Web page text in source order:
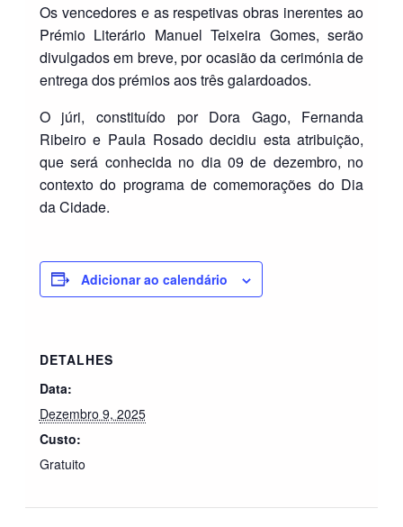
Os vencedores e as respetivas obras inerentes ao
Prémio Literário Manuel Teixeira Gomes, serão
divulgados em breve, por ocasião da cerimónia de
entrega dos prémios aos três galardoados.
O júri, constituído por Dora Gago, Fernanda
Ribeiro e Paula Rosado decidiu esta atribuição,
que será conhecida no dia 09 de dezembro, no
contexto do programa de comemorações do Dia
da Cidade.
Adicionar ao calendário
DETALHES
Data:
Dezembro 9, 2025
Custo:
Gratuito